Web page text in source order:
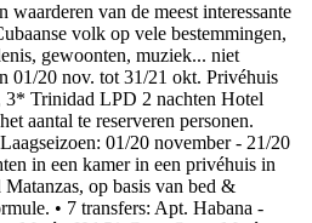
van de meest interessante
volk op vele bestemmingen,
gewoonten, muziek... niet
01/20 nov. tot 31/21 okt. Privéhuis
Trinidad LPD 2 nachten Hotel
aantal te reserveren personen.
01/20 november - 21/20
in een kamer in een privéhuis in
op basis van bed &
• 7 transfers: Apt. Habana -